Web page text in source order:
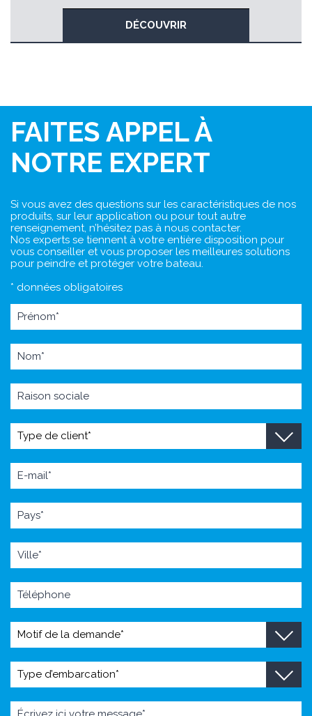
DÉCOUVRIR
FAITES APPEL À
NOTRE EXPERT
Si vous avez des questions sur les caractéristiques de nos
produits, sur leur application ou pour tout autre
renseignement, n’hésitez pas à nous contacter.
Nos experts se tiennent à votre entière disposition pour
vous conseiller et vous proposer les meilleures solutions
pour peindre et protéger votre bateau.
* données obligatoires